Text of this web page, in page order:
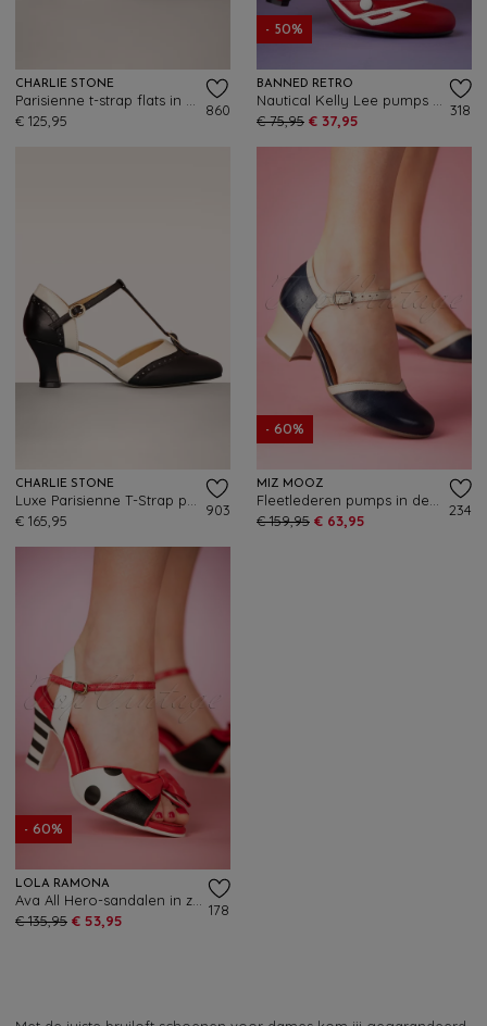
CHARLIE STONE
€ 125,95
860
- 50%
BANNED RETRO
€ 75,95 € 37,95
318
CHARLIE STONE
€ 165,95
903
- 60%
MIZ MOOZ
€ 159,95 € 63,95
234
- 60%
LOLA RAMONA
€ 135,95 € 53,95
178